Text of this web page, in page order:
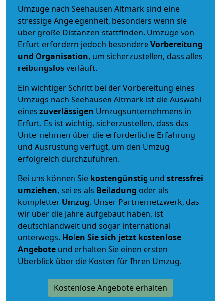
Umzüge nach Seehausen Altmark sind eine
stressige Angelegenheit, besonders wenn sie
über große Distanzen stattfinden. Umzüge von
Erfurt erfordern jedoch besondereVorbereitung
und Organisation, um sicherzustellen, dass alles
reibungslosverläuft.
Ein wichtiger Schritt bei der Vorbereitung eines
Umzugs nach Seehausen Altmark ist die Auswahl
eines zuverlässigen Umzugsunternehmens in
Erfurt. Es ist wichtig, sicherzustellen, dass das
Unternehmen über die erforderliche Erfahrung
und Ausrüstung verfügt, um den Umzug
erfolgreich durchzuführen.
Bei uns können Sie kostengünstig und stressfrei
umziehen, sei es als Beiladung oder als
kompletter Umzug. Unser Partnernetzwerk, das
wir über die Jahre aufgebaut haben, ist
deutschlandweit und sogar international
unterwegs. Holen Sie sich jetzt kostenlose
Angebote und erhalten Sie einen ersten
Überblick über die Kosten für Ihren Umzug.
Kostenlose Angebote erhalten